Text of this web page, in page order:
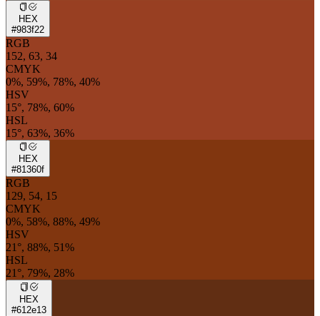
HEX
#983f22
RGB
152, 63, 34
CMYK
0%, 59%, 78%, 40%
HSV
15°, 78%, 60%
HSL
15°, 63%, 36%
HEX
#81360f
RGB
129, 54, 15
CMYK
0%, 58%, 88%, 49%
HSV
21°, 88%, 51%
HSL
21°, 79%, 28%
HEX
#612e13